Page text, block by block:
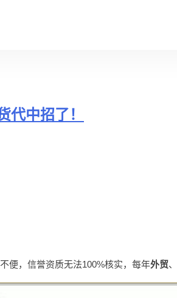
代中招了！
便，信誉资质无法100%核实，每年外贸、